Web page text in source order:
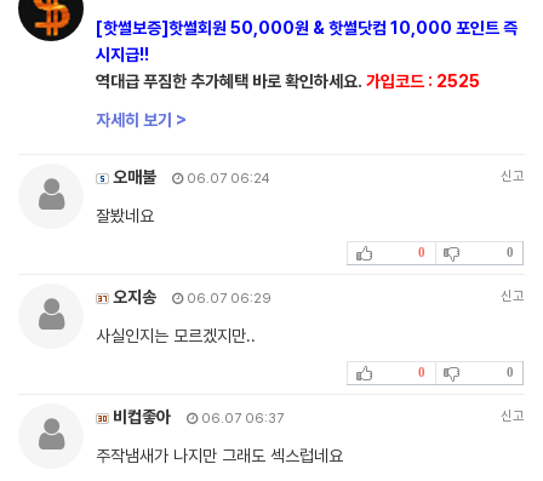
[핫썰보증]핫썰회원 50,000원 & 핫썰닷컴 10,000 포인트 즉
시지급!!
역대급 푸짐한 추가혜택 바로 확인하세요. 가입코드 : 2525
자세히 보기 >
오매불 06.07 06:24 신고
잘봤네요
0 0
오지송 06.07 06:29 신고
사실인지는 모르겠지만..
0 0
비컵좋아 06.07 06:37 신고
주작냄새가 나지만 그래도 섹스럽네요